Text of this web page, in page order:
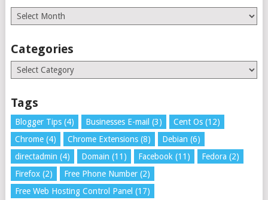
Archives
Categories
Categories
Tags
Blogger Tips(4) Businesses E-mail (3) Cent Os(12)
Chrome(4) Chrome Extensions(8) Debian (6)
directadmin (4) Domain (11) Facebook (11) Fedora (2)
Firefox(2) Free Phone Number(2)
Free Web Hosting Control Panel (17)